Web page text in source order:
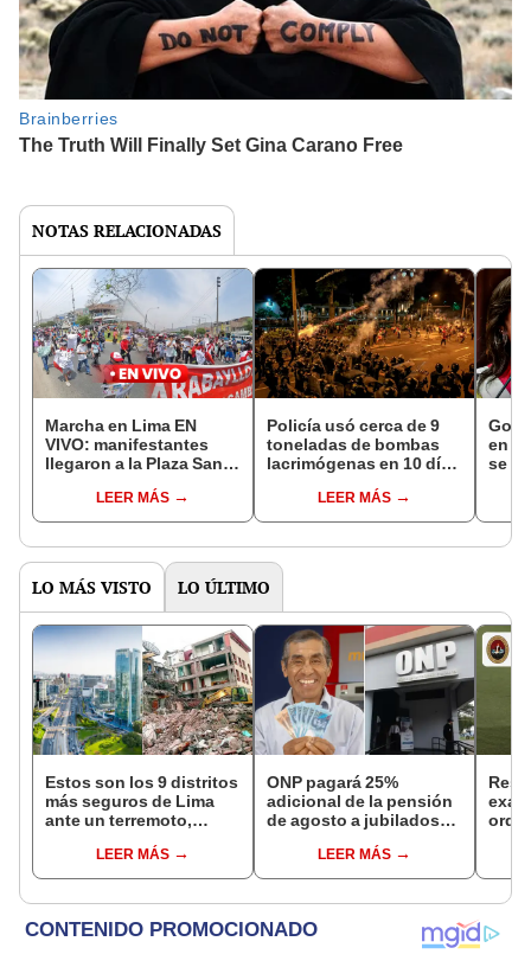
NOTAS RELACIONADAS
Marcha en Lima EN
VIVO: manifestantes
llegaron a la Plaza San
LEER MÁS
Policía usó cerca de 9
toneladas de bombas
lacrimógenas en 10 días
LEER MÁS
en
se
LO MÁS VISTO LO ÚLTIMO
Estos son los 9 distritos
más seguros de Lima
ante un terremoto,
LEER MÁS
ONP pagará 25%
adicional de la pensión
de agosto a jubilados
requisito: ¿cómo saber
si soy beneficiario?
LEER MÁS